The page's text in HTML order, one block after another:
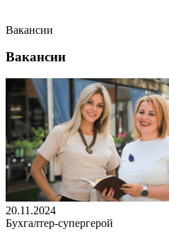
Вакансии
Вакансии
20.11.2024
Бухгалтер-супергерой